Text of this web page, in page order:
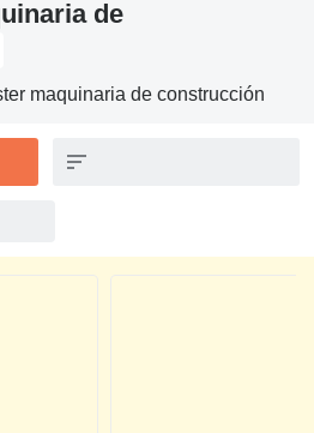
de
maquinaria de construcción